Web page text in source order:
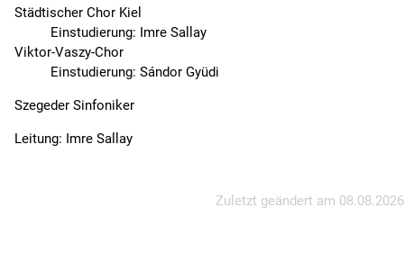
Städtischer Chor Kiel
Einstudierung: Imre Sallay
Viktor-Vaszy-Chor
Einstudierung: Sándor Gyüdi
Szegeder Sinfoniker
Leitung: Imre Sallay
Zuletzt geändert am 08.08.2026